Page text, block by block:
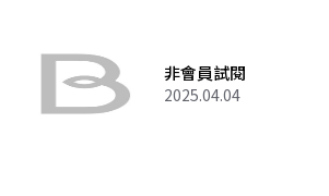
非會員試閱
2025.04.04